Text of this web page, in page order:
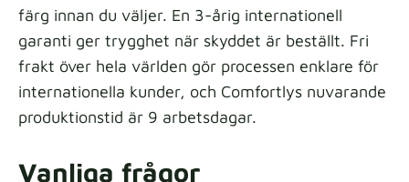
färg innan du väljer. En 3-årig internationell
garanti ger trygghet när skyddet är beställt. Fri
frakt över hela världen gör processen enklare för
internationella kunder, och Comfortlys nuvarande
produktionstid är 9 arbetsdagar.
Vanliga frågor